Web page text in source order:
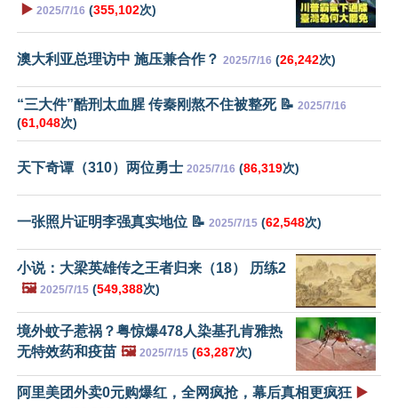
▶️ 2025/7/16 (355,102次)
澳大利亚总理访中 施压兼合作？ 2025/7/16 (26,242次)
“三大件”酷刑太血腥 传秦刚熬不住被整死 📝 2025/7/16
(61,048次)
天下奇谭（310）两位勇士 2025/7/16 (86,319次)
一张照片证明李强真实地位 📝 2025/7/15 (62,548次)
小说：大梁英雄传之王者归来（18） 历练2
🖼️ 2025/7/15 (549,388次)
境外蚊子惹祸？粤惊爆478人染基孔肯雅热
无特效药和疫苗 🖼️ 2025/7/15 (63,287次)
阿里美团外卖0元购爆红，全网疯抢，幕后真相更疯狂 ▶️